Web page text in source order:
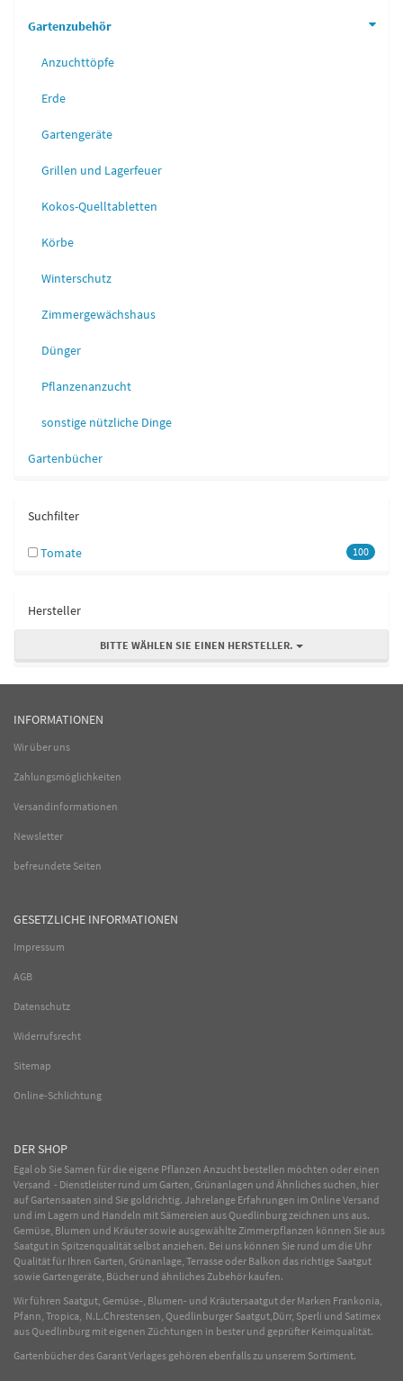
Gartenzubehör
Anzuchttöpfe
Erde
Gartengeräte
Grillen und Lagerfeuer
Kokos-Quelltabletten
Körbe
Winterschutz
Zimmergewächshaus
Dünger
Pflanzenanzucht
sonstige nützliche Dinge
Gartenbücher
Suchfilter
100
Tomate
Hersteller
BITTE WÄHLEN SIE EINEN HERSTELLER.
INFORMATIONEN
Wir über uns
Zahlungsmöglichkeiten
Versandinformationen
Newsletter
befreundete Seiten
GESETZLICHE INFORMATIONEN
Impressum
AGB
Datenschutz
Widerrufsrecht
Sitemap
Online-Schlichtung
DER SHOP
Egal ob Sie Samen für die eigene Pflanzen Anzucht bestellen möchten oder einen
Versand - Dienstleister rund um Garten, Grünanlagen und Ähnliches suchen, hier
auf Gartensaaten sind Sie goldrichtig. Jahrelange Erfahrungen im OnlineVersand
und im Lagern und Handeln mit Sämereien aus Quedlinburg zeichnen uns aus.
Gemüse, Blumen und Kräuter sowie ausgewählteZimmerpflanzen können Sie aus
Saatgut in Spitzenqualität selbst anziehen. Bei uns können Sie rund um die Uhr
Qualität für Ihren Garten, Grünanlage, Terrasse oder Balkon das richtige Saatgut
sowie Gartengeräte, Bücher und ähnliches Zubehör kaufen.
Wir führen Saatgut, Gemüse-, Blumen- und Kräutersaatgut der Marken Frankonia,
Pfann, Tropica, N.L.Chrestensen, Quedlinburger Saatgut,Dürr, Sperli und Satimex
aus Quedlinburg mit eigenen Züchtungen in bester und geprüfter Keimqualität.
Gartenbücher des Garant Verlages gehören ebenfalls zu unserem Sortiment.